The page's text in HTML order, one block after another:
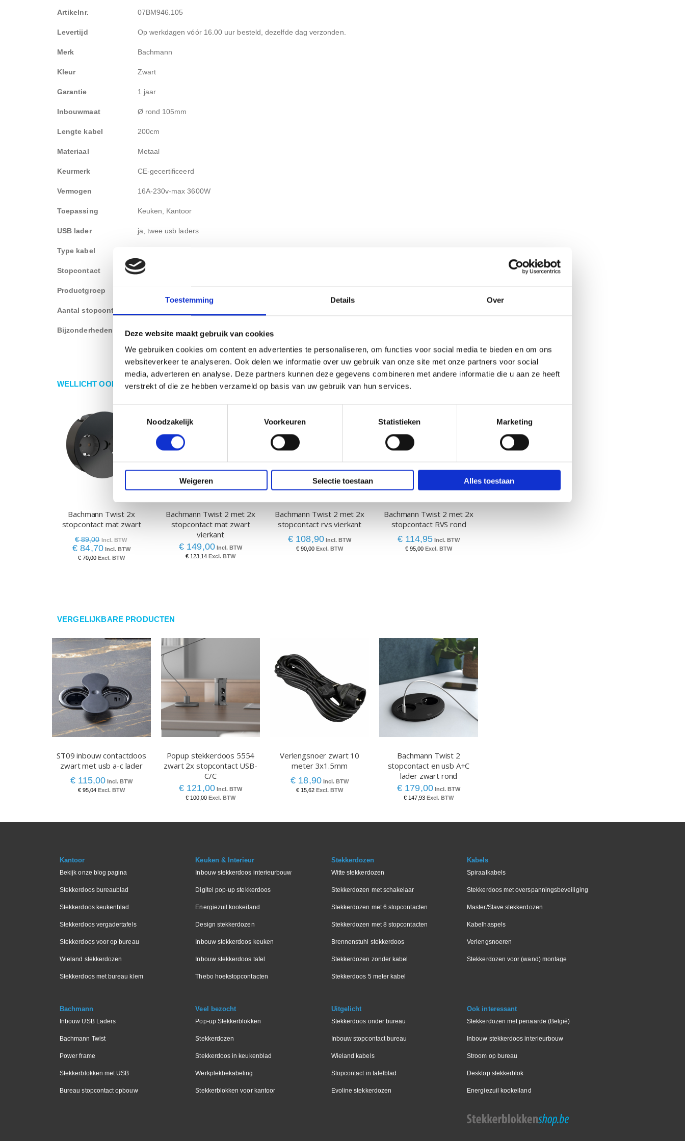
Toestemming Details Over
Deze website maakt gebruik van cookies
We gebruiken cookies om content en advertenties te personaliseren, om functies voor social media te bieden en om ons
websiteverkeer te analyseren. Ook delen we informatie over uw gebruik van onze site met onze partners voor social
media, adverteren en analyse. Deze partners kunnen deze gegevens combineren met andere informatie die u aan ze heeft
verstrekt of die ze hebben verzameld op basis van uw gebruik van hun services.
Noodzakelijk
Voorkeuren Statistieken Marketing
Weigeren Selectie toestaan Alles toestaan
Meer
Artikelnr. 07BM946.105
Levertijd Op werkdagen vóór 16.00 uur besteld, dezelfde dag verzonden.
Merk Bachmann
Kleur Zwart
Garantie 1 jaar
Inbouwmaat Ø rond 105mm
Lengte kabel 200cm
Materiaal Metaal
Keurmerk CE-gecertificeerd
Vermogen 16A-230v-max 3600W
Toepassing Keuken, Kantoor
USB lader ja, twee usb laders
Type kabel
Stopcontact Type-F (randaarde)
Productgroep
Aantal stopcontact
Bijzonderheden Kinderbeveiliging
WELLICHT OOK IETS VOOR U?
Bachmann Twist 2x
stopcontact mat zwart
€ 89,00
€ 84,70
€ 70,00
Bachmann Twist 2 met 2x
stopcontact mat zwart
vierkant
€ 149,00
€ 123,14
Bachmann Twist 2 met 2x
stopcontact rvs vierkant
€ 108,90
€ 90,00
Bachmann Twist 2 met 2x
stopcontact RVS rond
€ 114,95
€ 95,00
VERGELIJKBARE PRODUCTEN
ST09 inbouw contactdoos
zwart met usb a-c lader
€ 115,00
€ 95,04
Popup stekkerdoos 5554
zwart 2x stopcontact USB-
C/C
€ 121,00
€ 100,00
Verlengsnoer zwart 10
meter 3x1.5mm
€ 18,90
€ 15,62
Bachmann Twist 2
stopcontact en usb A+C
lader zwart rond
€ 179,00
€ 147,93
Kantoor
Bekijk onze blog pagina
Stekkerdoos bureaublad
Stekkerdoos keukenblad
Stekkerdoos vergadertafels
Stekkerdoos voor op bureau
Wieland stekkerdozen
Stekkerdoos met bureau klem
Keuken & Interieur
Inbouw stekkerdoos interieurbouw
Digitel pop-up stekkerdoos
Energiezuil kookeiland
Design stekkerdozen
Inbouw stekkerdoos keuken
Inbouw stekkerdoos tafel
Thebo hoekstopcontacten
Stekkerdozen
Witte stekkerdozen
Stekkerdozen met schakelaar
Stekkerdozen met 6 stopcontacten
Stekkerdozen met 8 stopcontacten
Brennenstuhl stekkerdoos
Stekkerdozen zonder kabel
Stekkerdoos 5 meter kabel
Kabels
Spiraalkabels
Stekkerdoos met overspanningsbeveiliging
Master/Slave stekkerdozen
Kabelhaspels
Verlengsnoeren
Stekkerdozen voor (wand) montage
Bachmann
Inbouw USB Laders
Bachmann Twist
Power frame
Stekkerblokken met USB
Bureau stopcontact opbouw
Veel bezocht
Pop-up Stekkerblokken
Stekkerdozen
Stekkerdoos in keukenblad
Werkplekbekabeling
Stekkerblokken voor kantoor
Uitgelicht
Stekkerdoos onder bureau
Inbouw stopcontact bureau
Wieland kabels
Stopcontact in tafelblad
Evoline stekkerdozen
Ook interessant
Stekkerdozen met penaarde (België)
Inbouw stekkerdoos interieurbouw
Stroom op bureau
Desktop stekkerblok
Energiezuil kookeiland